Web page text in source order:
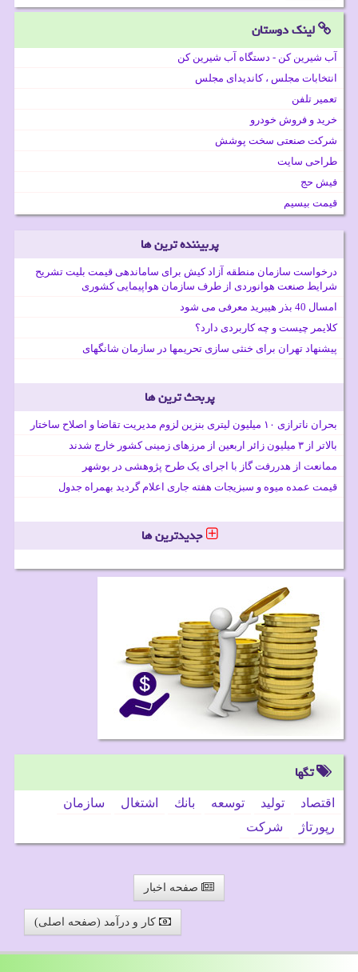
لینک دوستان
آب شیرین کن - دستگاه آب شیرین کن
انتخابات مجلس ، کاندیدای مجلس
تعمیر تلفن
خرید و فروش خودرو
شرکت صنعتی سخت پوشش
طراحی سایت
فیش حج
قیمت بیسیم
پربیننده ترین ها
درخواست سازمان منطقه آزاد کیش برای ساماندهی قیمت بلیت تشریح
شرایط صنعت هوانوردی از طرف سازمان هواپیمایی کشوری
امسال 40 بذر هیبرید معرفی می شود
کلایمر چیست و چه کاربردی دارد؟
پیشنهاد تهران برای خنثی سازی تحریمها در سازمان شانگهای
پربحث ترین ها
بحران ناترازی ۱۰ میلیون لیتری بنزین لزوم مدیریت تقاضا و اصلاح ساختار
بالاتر از ۳ میلیون زائر اربعین از مرزهای زمینی کشور خارج شدند
ممانعت از هدررفت گاز با اجرای یک طرح پژوهشی در بوشهر
قیمت عمده میوه و سبزیجات هفته جاری اعلام گردید بهمراه جدول
جدیدترین ها
تگها
اقتصاد تولید توسعه بانك اشتغال
سازمان
رپورتاژ
شركت
صفحه اخبار
کار و درآمد (صفحه اصلی)